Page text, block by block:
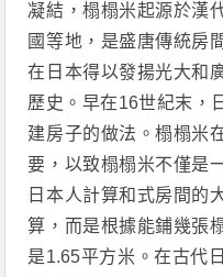
凝結，榻榻米起源於漢
國等地，是盛唐傳統房
在日本得以發揚光大和
歷史。早在16世紀末，
建房子的做法。榻榻米
要，以致榻榻米不僅是
日本人計算和式房間的
算，而是根據能鋪幾張
是1.65平方米。在古代